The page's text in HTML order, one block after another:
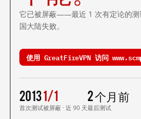
它已被屏蔽——最近 1 次有定论的测
国大陆失败。
使用 GreatFireVPN 访问
2013
首次测试
1/1
被屏蔽 · 近 90 天
2 个月前
最后测试